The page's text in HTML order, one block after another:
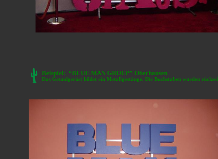
Beispiel: “BLUE MAN GROUP” Oberhausen
Das Grundgerüst bildet ein Metallgestänge. Die Buchstaben wurden